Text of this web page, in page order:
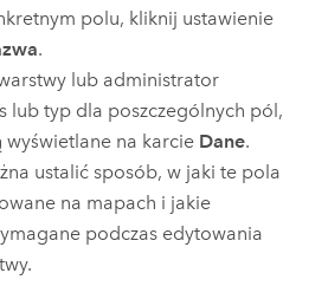
polu, kliknij ustawienie
.
lub administrator
lub typ dla poszczególnych pól,
wyświetlane na karcie Dane.
ustalić sposób, w jaki te pola
na mapach i jakie
podczas edytowania